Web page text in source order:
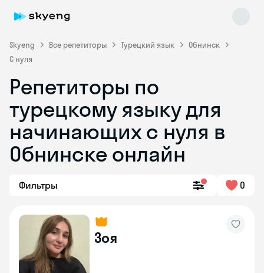
Skyeng Все репетиторы Турецкий язык
Обнинск
С нуля
Репетиторы по
турецкому языку для
начинающих с нуля в
Обнинске онлайн
Фильтры 0
Зоя
Skyeng Chat